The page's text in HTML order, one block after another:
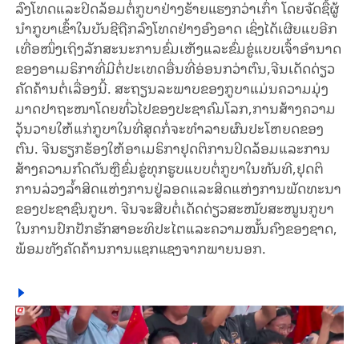
ລົງ​ໂທດ​​ແລະ​ປິດ​ລ້ອມ​ຕໍ່​ກູ​ບາ​ຢ່າງ​ຮ້າຍ​ແຮງກວ່າ​ເກົ່າ ໂດຍ​ຈັດ​ຊື້ຜູ້​
ນຳ​ກູ​ບາ​ເຂົ້າ​ໃນ​ບັນ​ຊີ​ຖືກ​ລົງ​ໂທດ​ຢ່າງ​​ອົງ​ອາດ ເຊິ່ງ​​ໄດ້​ເຜີຍ​ແບ​ອີກ​
ເທື່ອ​ໜຶ່ງ​ເຖິງ​ລັກ​ສະ​ນະ​ການ​ຂົ່ມ​ເຫັງ​ແລະ​ຂົ່ມ​ຂູ່​ແບບ​ເຈົ້າ​ອຳ​ນາດ
ຂອງ​​ອາ​ເມ​ຣິ​ກາ​ທີ່​ມີຕໍ່​ປະ​ເທດ​ອື່ນ​ທີ່​ອ່ອນກວ່າ​ຕົນ,ຈີນ​ເດັດ​ດ່ຽວ​
ຄັດ​ຄ້ານ​ຕໍ່​ເລື່ອງ​ນີ້. ສະ​ຖຽນ​ລະ​ພາບ​ຂອງ​ກູ​ບາ​ແມ່ນ​ຄວາມ​ມຸ່ງ​
ມາດ​ປາ​ຖະ​ໜາ​ໂດຍ​ທົ່ວ​ໄປ​ຂອງ​ປະ​ຊາ​ຄົມ​ໂລກ,ການ​ສ້າງ​ຄວາມ​
ວຸ້ນ​ວາຍ​ໃຫ້​ແກ່​ກູ​ບາ​​ໃນ​ທີ່​ສຸດກໍ່​ຈະ​ທຳ​ລາຍ​ຜົນ​ປະ​ໂຫຍດ​ຂອງ​
ຕົນ. ຈີ​ນ​ຮຽ​ກ​ຮ້ອງ​ໃຫ້​ອາ​ເມ​ຣິ​ກາ​ຢຸດ​ຕິ​ການ​ປິດ​ລ້ອມ​ແລະ​ການ​
ສ້າງ​ຄວາມ​ກົດ​ດັນ​ຫຼື​ຂົ່ມ​ຂູ່​ທຸກ​ຮູບ​ແບບ​ຕໍ່​ກູ​ບາ​ໃນ​ທັນ​ທີ,ຢຸດ​ຕິ​
ການ​ລ່ວງ​ລ້ຳ​ສິດແຫ່ງ​ການ​ຢູ່​ລອດແລະ​ສິດ​ແຫ່ງ​ການ​ພັດ​ທະ​ນາ​
ຂອງ​ປະ​ຊາ​ຊົນ​ກູ​ບາ. ຈີນ​ຈະ​ສືບ​ຕໍ່​ເດັດ​ດ່ຽວ​ສະ​ໜັບ​ສະ​ໜູນ​ກູ​ບາ
ໃນ​ການ​ປົກ​ປັກ​ຮັກ​ສາ​ອະ​ທິ​ປະ​ໄຕ​ແລະ​ຄວາມ​ໝັ້ນ​ຄົງ​ຂອງ​ຊາດ,​
ພ້ອມ​ທັງຄັດ​ຄ້ານ​ການ​ແຊກ​ແຊງ​ຈາກ​ພາຍນອກ.